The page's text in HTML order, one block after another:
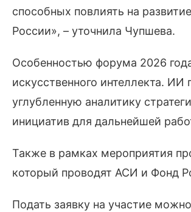
способных повлиять на
России», – уточнила Чупшева.
Особенностью форума 2026
искусственного интеллекта.
углубленную аналитику
инициатив для дальнейшей
Также в рамках мероприятия
который проводят АСИ и Фонд
Подать заявку на участие